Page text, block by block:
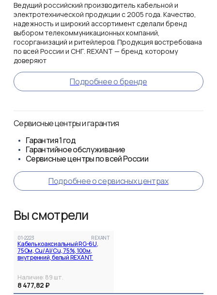
Ведущий российский производитель кабельной и
электротехнической продукции с 2005 года. Качество,
надежность и широкий ассортимент сделали бренд
выбором телекоммуникационных компаний,
госорганизаций и ритейлеров. Продукция востребована
по всей России и СНГ. REXANT — бренд, которому
доверяют
Подробнее о бренде
Сервисные центры и гарантия
Гарантия1 год
Гарантийное обслуживание
Сервисные центры по всей России
Подробнее о сервисных центрах
Вы смотрели
01-2223 REXANT
Кабель коаксиальный RG-6U,
75Ом, Cu/Al/Cu, 75%, 100м,
внутренний, белый REXANT
Наличие: 89 шт.
8 477,82 ₽